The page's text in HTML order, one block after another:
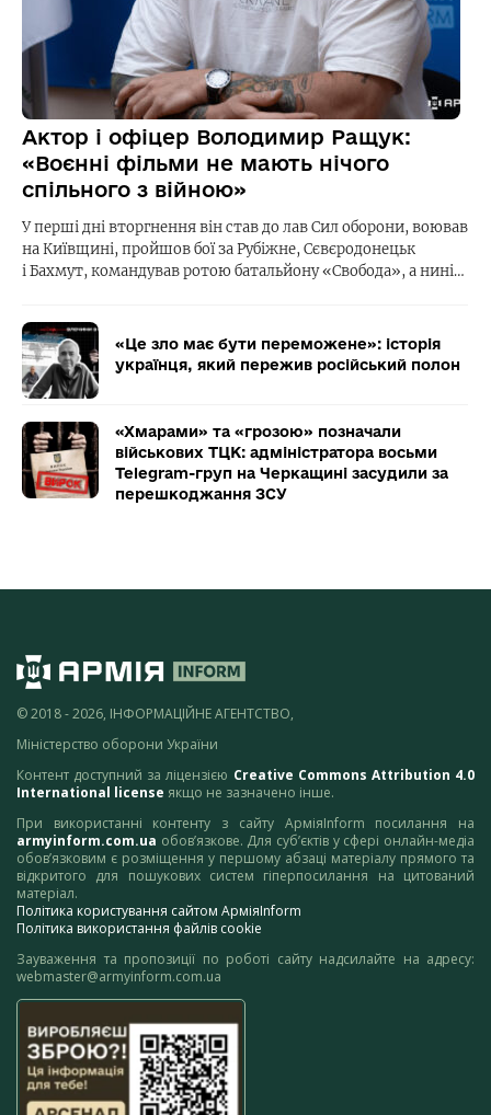
Актор і офіцер Володимир Ращук:
«Воєнні фільми не мають нічого
спільного з війною»
У перші дні вторгнення він став до лав Сил оборони, воював
на Київщині, пройшов бої за Рубіжне, Сєвєродонецьк
і Бахмут, командував ротою батальйону «Свобода», а нині…
«Це зло має бути переможене»: історія
українця, який пережив російський полон
«Хмарами» та «грозою» позначали
військових ТЦК: адміністратора восьми
Telegram-груп на Черкащині засудили за
перешкоджання ЗСУ
© 2018 - 2026, ІНФОРМАЦІЙНЕ АГЕНТСТВО,
Міністерство оборони України
Контент доступний за ліцензією Creative Commons Attribution 4.0
International license якщо не зазначено інше.
При використанні контенту з сайту АрміяInform посилання на
armyinform.com.ua обов’язкове. Для суб’єктів у сфері онлайн-медіа
обов’язковим є розміщення у першому абзаці матеріалу прямого та
відкритого для пошукових систем гіперпосилання на цитований
матеріал.
Політика користування сайтом АрміяInform
Політика використання файлів cookie
Зауваження та пропозиції по роботі сайту надсилайте на адресу:
webmaster@armyinform.com.ua